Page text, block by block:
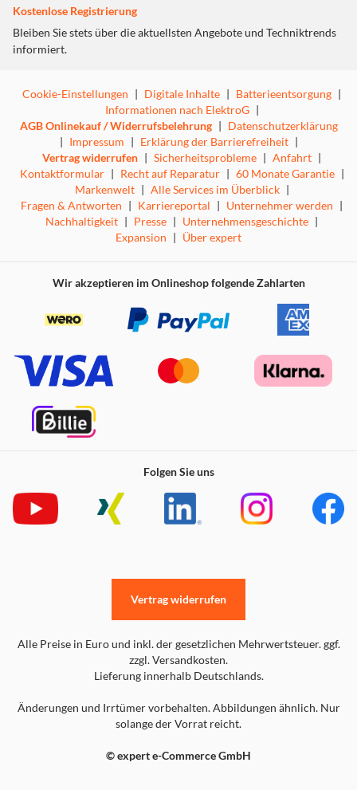
Kostenlose Registrierung
Bleiben Sie stets über die aktuellsten Angebote und Techniktrends
informiert.
Cookie-Einstellungen | Digitale Inhalte | Batterieentsorgung |
Informationen nach ElektroG |
AGB Onlinekauf / Widerrufsbelehrung | Datenschutzerklärung
| Impressum | Erklärung der Barrierefreiheit |
Vertrag widerrufen | Sicherheitsprobleme | Anfahrt |
Kontaktformular | Recht auf Reparatur | 60 Monate Garantie |
Markenwelt | Alle Services im Überblick |
Fragen & Antworten | Karriereportal | Unternehmer werden |
Nachhaltigkeit | Presse | Unternehmensgeschichte |
Expansion | Über expert
Wir akzeptieren im Onlineshop folgende Zahlarten
Folgen Sie uns
Alle Preise in Euro und inkl. der gesetzlichen Mehrwertsteuer. ggf.
zzgl. Versandkosten.
Lieferung innerhalb Deutschlands.
Änderungen und Irrtümer vorbehalten. Abbildungen ähnlich. Nur
solange der Vorrat reicht.
© expert e-Commerce GmbH
Vertrag widerrufen